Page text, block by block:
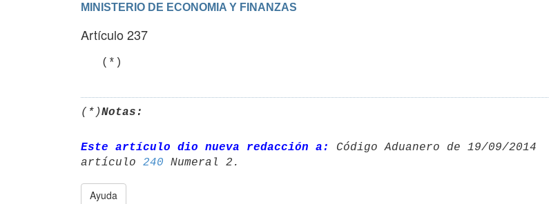
MINISTERIO DE ECONOMIA Y FINANZAS
Artículo 237
   (*)
(*)Notas:
Este artículo dio nueva redacción a:
Código Aduanero de 19/09/2014
artículo 240
Ayuda